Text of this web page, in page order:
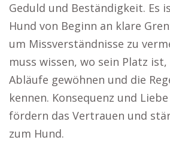
Geduld und Beständigkeit. Es
Hund von Beginn an klare
um Missverständnisse zu
muss wissen, wo sein Platz
Abläufe gewöhnen und die
kennen. Konsequenz und
fördern das Vertrauen und
zum Hund.